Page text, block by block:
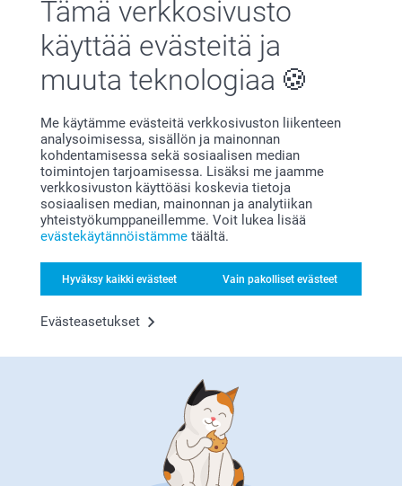
Tämä verkkosivusto
käyttää evästeitä ja
muuta teknologiaa
Me käytämme evästeitä verkkosivuston liikenteen
analysoimisessa, sisällön ja mainonnan
kohdentamisessa sekä sosiaalisen median
toimintojen tarjoamisessa. Lisäksi me jaamme
verkkosivuston käyttöäsi koskevia tietoja
sosiaalisen median, mainonnan ja analytiikan
yhteistyökumppaneillemme. Voit lukea lisää
evästekäytännöistämme täältä.
Hyväksy kaikki evästeet Vain pakolliset evästeet
Evästeasetukset
Tyytyväisyystakuu
Bonusta kaikista tilauksista
Etsitkö inspiraatiota?